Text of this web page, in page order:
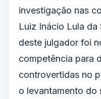
investigação nas
Luiz Inácio Lula da
deste julgador foi
competência para
controvertidas no
o levantamento do